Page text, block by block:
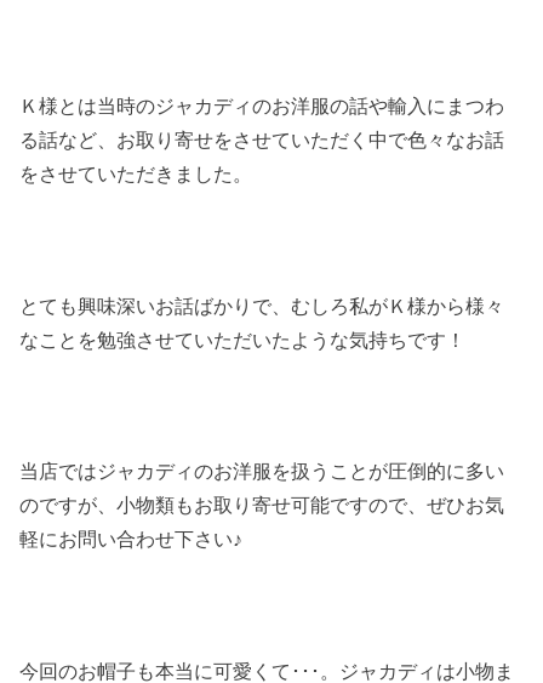
Ｋ様とは当時のジャカディのお洋服の話や輸入にまつわ
る話など、お取り寄せをさせていただく中で色々なお話
をさせていただきました。
とても興味深いお話ばかりで、むしろ私がＫ様から様々
なことを勉強させていただいたような気持ちです！
当店ではジャカディのお洋服を扱うことが圧倒的に多い
のですが、小物類もお取り寄せ可能ですので、ぜひお気
軽にお問い合わせ下さい♪
今回のお帽子も本当に可愛くて･･･。ジャカディは小物ま